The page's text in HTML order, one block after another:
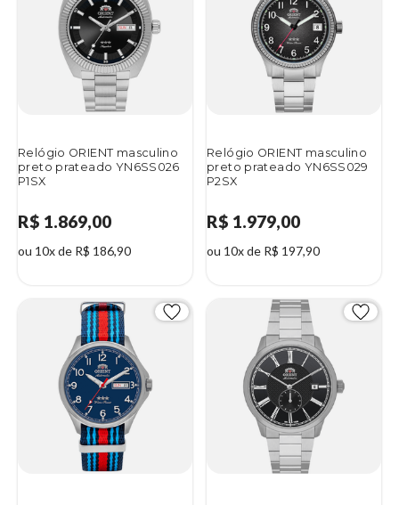
Relógio ORIENT masculino
preto prateado YN6SS026
P1SX
R$ 1.869,00
ou 10x de R$ 186,90
Relógio ORIENT masculino
preto prateado YN6SS029
P2SX
R$ 1.979,00
ou 10x de R$ 197,90